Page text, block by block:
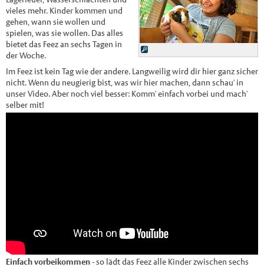
vieles mehr. Kinder kommen und
gehen, wann sie wollen und
spielen, was sie wollen. Das alles
bietet das Feez an sechs Tagen in
der Woche.
Im Feez ist kein Tag wie der andere. Langweilig wird dir hier ganz sicher
nicht. Wenn du neugierig bist, was wir hier machen, dann schau' in
unser Video. Aber noch viel besser: Komm' einfach vorbei und mach'
selber mit!
Einfach vorbeikommen- so lädt das Feez alle Kinder zwischen sechs